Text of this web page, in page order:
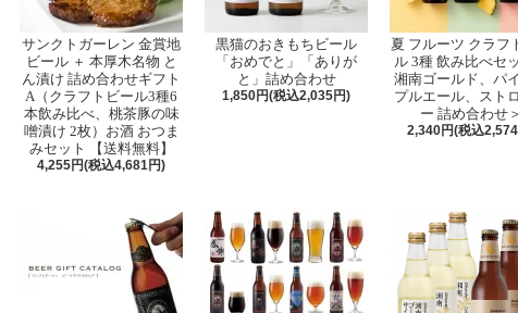
サンクトガーレン 金賞地
ビール ＋ 本厚木名物 と
ん漬け 詰め合わせギフト
A（クラフトビール3種6
本飲み比べ、桃茶豚の味
噌漬け 2枚）お酒 おつま
みセット 【送料無料】
4,255円(税込4,681円)
黒猫のおきもちビール
「おめでと」「ありが
と」詰め合わせ
1,850円(税込2,035円)
夏 フルーツ クラフ
ル 3種 飲み比べセ
湘南ゴールド、パ
プルエール、スト
ー 詰め合わせ＞
2,340円(税込